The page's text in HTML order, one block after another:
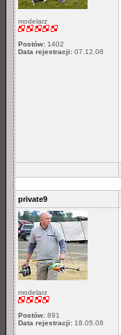
modelarz
Postów: 1402
Data rejestracji: 07.12.08
private9
modelarz
Postów: 891
Data rejestracji: 18.05.08